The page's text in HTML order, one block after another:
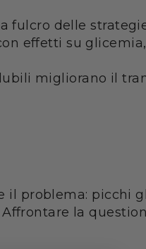
delle
effetti su
migliorano il
il problema: picchi
la